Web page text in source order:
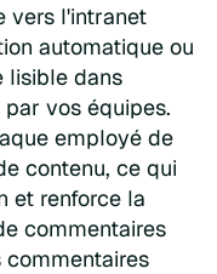
vers l'intranet
automatique ou
lisible dans
vos équipes.
employé de
contenu, ce qui
et renforce la
commentaires